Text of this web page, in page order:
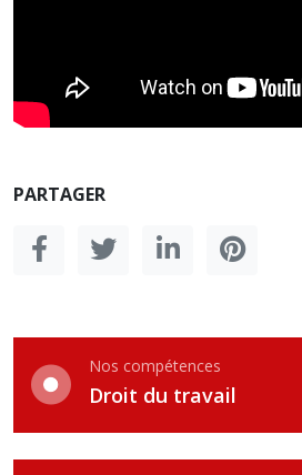
PARTAGER
Nos compétences
Droit du travail